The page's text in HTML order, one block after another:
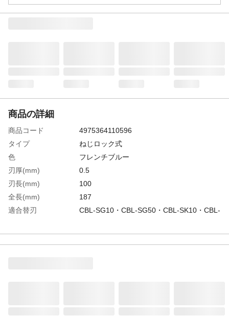
商品の詳細
商品コード
4975364110596
タイプ
ねじロック式
色
フレンチブルー
刃厚(mm)
0.5
刃長(mm)
100
全長(mm)
187
適合替刃
CBL-SG10・CBL-SG50・CBL-SK10・CBL-
生産国
中国
重さ
100.000G